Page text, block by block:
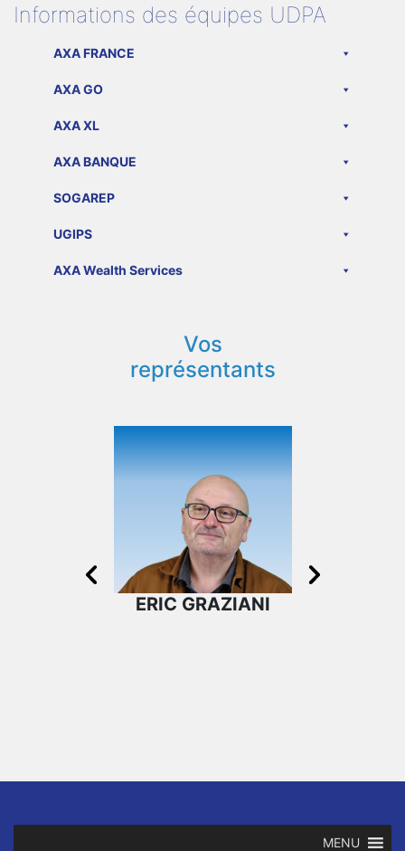
Informations des équipes UDPA
AXA FRANCE
AXA GO
AXA XL
AXA BANQUE
SOGAREP
UGIPS
AXA Wealth Services
Vos
représentants
ERIC GRAZIANI
MENU